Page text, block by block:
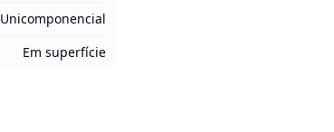
Unicomponencial
Em superfície